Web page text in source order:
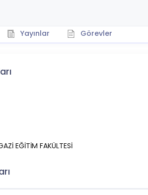
Yayınlar Görevler
EĞİTİM FAKÜLTESİ